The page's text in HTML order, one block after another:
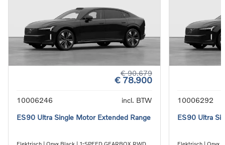
€ 90.679
€ 78.900
10006246
incl. BTW
ES90 Ultra Single Motor Extended Range
10006292
ES90 Ultra